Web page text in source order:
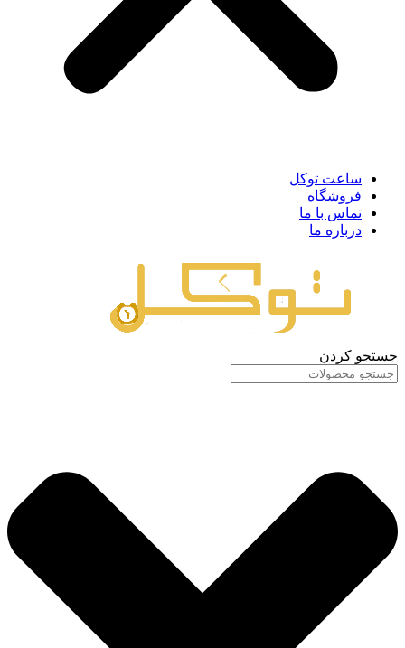
ساعت توکل
فروشگاه
تماس با ما
درباره ما
جستجو کردن